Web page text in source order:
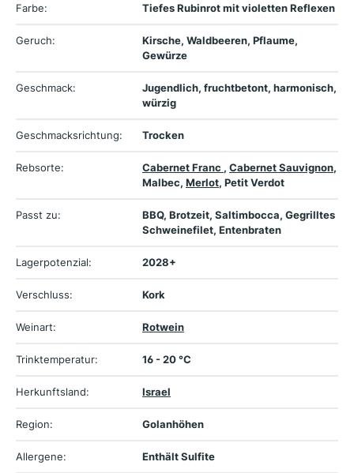
Farbe: Tiefes Rubinrot mit violetten Reflexen
Geruch:
Kirsche, Waldbeeren, Pflaume,
Gewürze
Geschmack:
Jugendlich, fruchtbetont, harmonisch,
würzig
Geschmacksrichtung: Trocken
Rebsorte: Cabernet Franc , Cabernet Sauvignon,
Malbec, Merlot, Petit Verdot
Passt zu:
BBQ, Brotzeit, Saltimbocca, Gegrilltes
Schweinefilet, Entenbraten
Lagerpotenzial: 2028+
Verschluss: Kork
Weinart: Rotwein
Trinktemperatur: 16 - 20 °C
Herkunftsland: Israel
Region: Golanhöhen
Allergene: Enthält Sulfite